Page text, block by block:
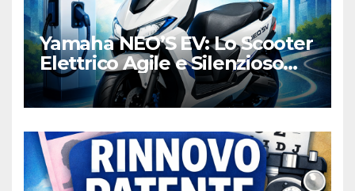
Yamaha NEO’S EV: Lo Scooter
Elettrico Agile e Silenzioso
per la Città